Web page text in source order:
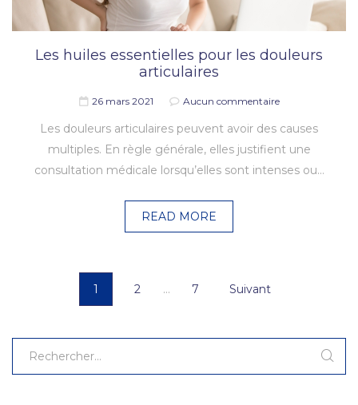
Les huiles essentielles pour les douleurs
articulaires
26 mars 2021 Aucun commentaire
Les douleurs articulaires peuvent avoir des causes
multiples. En règle générale, elles justifient une
consultation médicale lorsqu’elles sont intenses ou…
READ MORE
1 2 … 7 Suivant